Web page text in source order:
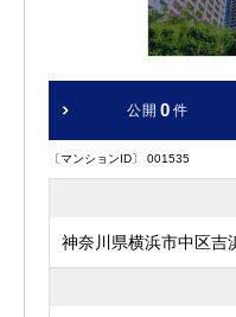
公開 0 件
〔マンションID〕 001535
神奈川県横浜市中区吉